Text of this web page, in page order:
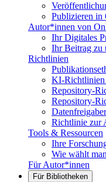
Publizieren in
Autor*innen von
Ihr Digitales
Ihr Beitrag zu
Richtlinien
KI-
Repository-
Repository-
Richtlinie zur
Tools & Ressourcen
Ihre
Wie wählt
Für Autor*innen
Für Bibliotheken